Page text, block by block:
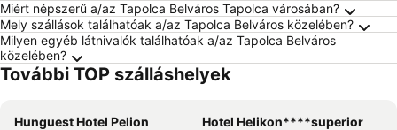
Miért népszerű a/az Tapolca Belváros Tapolca városában?
Mely szállások találhatóak a/az Tapolca Belváros közelében?
Milyen egyéb látnivalók találhatóak a/az Tapolca Belváros
közelében?
További TOP szálláshelyek
Hunguest Hotel Pelion
Hotel Helikon****superior